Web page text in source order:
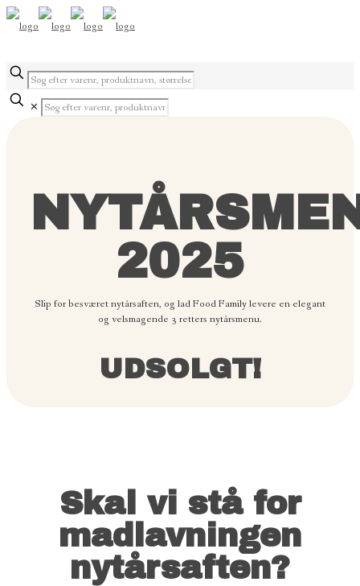
✕
2025
Slip for besværet nytårsaften, og lad Food Family levere en elegant
og velsmagende 3 retters nytårsmenu.
UDSOLGT!
Skal vi stå for
madlavningen
nytårsaften?